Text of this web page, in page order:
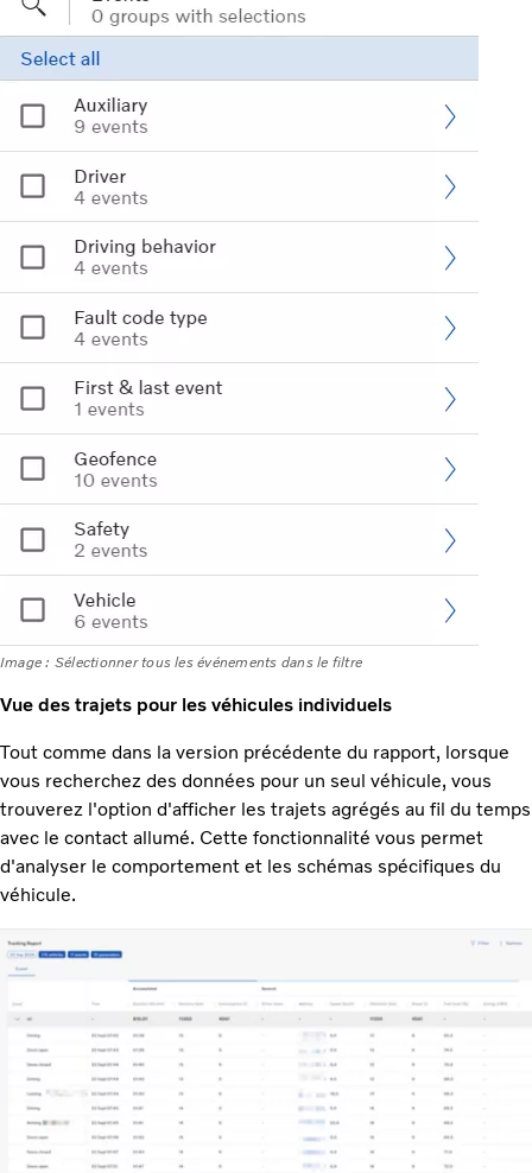
Image : Sélectionner tous les événements dans le filtre
Vue des trajets pour les véhicules individuels
Tout comme dans la version précédente du rapport, lorsque
vous recherchez des données pour un seul véhicule, vous
trouverez l'option d'afficher les trajets agrégés au fil du temps
avec le contact allumé. Cette fonctionnalité vous permet
d'analyser le comportement et les schémas spécifiques du
véhicule.